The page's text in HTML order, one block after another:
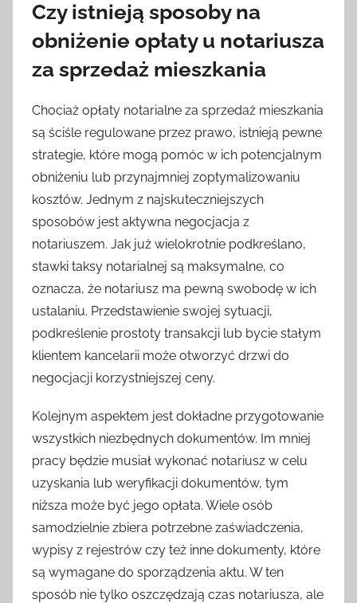
Czy istnieją sposoby na
obniżenie opłaty u notariusza
za sprzedaż mieszkania
Chociaż opłaty notarialne za sprzedaż mieszkania
są ściśle regulowane przez prawo, istnieją pewne
strategie, które mogą pomóc w ich potencjalnym
obniżeniu lub przynajmniej zoptymalizowaniu
kosztów. Jednym z najskuteczniejszych
sposobów jest aktywna negocjacja z
notariuszem. Jak już wielokrotnie podkreślano,
stawki taksy notarialnej są maksymalne, co
oznacza, że notariusz ma pewną swobodę w ich
ustalaniu. Przedstawienie swojej sytuacji,
podkreślenie prostoty transakcji lub bycie stałym
klientem kancelarii może otworzyć drzwi do
negocjacji korzystniejszej ceny.
Kolejnym aspektem jest dokładne przygotowanie
wszystkich niezbędnych dokumentów. Im mniej
pracy będzie musiał wykonać notariusz w celu
uzyskania lub weryfikacji dokumentów, tym
niższa może być jego opłata. Wiele osób
samodzielnie zbiera potrzebne zaświadczenia,
wypisy z rejestrów czy też inne dokumenty, które
są wymagane do sporządzenia aktu. W ten
sposób nie tylko oszczędzają czas notariusza, ale